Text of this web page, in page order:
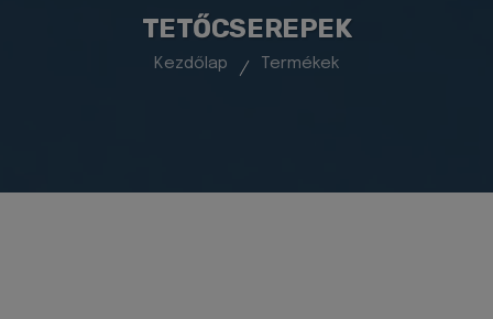
TETŐCSEREPEK
Kezdőlap Termékek